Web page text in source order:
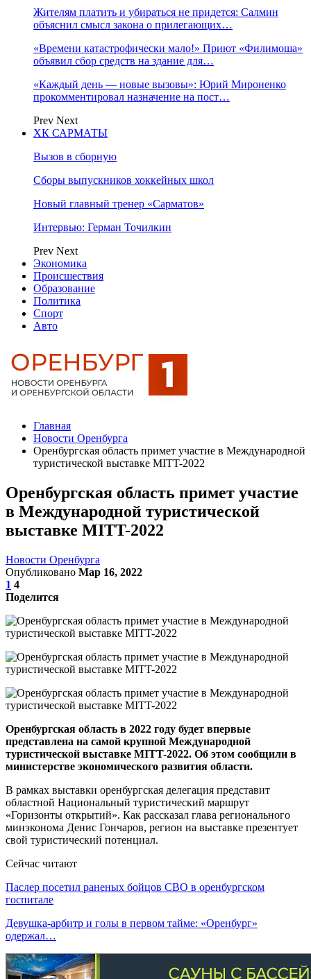
Жителям платить и убираться не придется: Салмин
объяснил смысл закона о прилегающих…
«Времени катастрофически мало!» Приют «Филимоша»
объявил сбор средств на здание для…
«Каждый день — новые вызовы»: Юрий Мироненко
прокомментировал назначение на пост…
Prev Next
ХК САРМАТЫ
Вызов в сборную
Сборы выпускников хоккейных школ
Новый главный тренер «Сарматов»
Интервью: Герман Точилкин
Prev Next
Экономика
Происшествия
Образование
Политика
Спорт
Авто
Главная
Новости Оренбурга
Оренбургская область примет участие в Международной
туристической выставке MITT-2022
Оренбургская область примет участие
в Международной туристической
выставке MITT-2022
Новости Оренбурга
Опубликовано Мар 16, 2022
1 4
Поделится
Оренбургская область в 2022 году будет впервые
представлена на самой крупной Международной
туристической выставке MITT-2022. Об этом сообщили в
министерстве экономического развития области.
В рамках выставки оренбургская делегация представит
областной Национальный туристический маршрут
«Горизонты открытий». Как рассказал глава регионального
минэконома Денис Гончаров, регион на выставке презентует
свой туристический потенциал.
Сейчас читают
Паслер посетил раненых бойцов СВО в оренбургском
госпитале
Девушка-арбитр и голы в первом тайме: «Оренбург»
одержал…